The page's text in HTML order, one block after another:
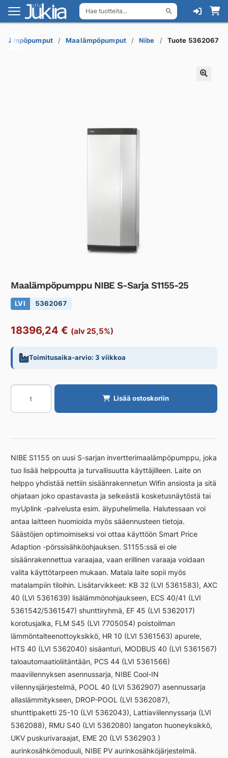
Hae tuotteita...
Siirry
navigointiin
Siirry
sisältöön
Lämpöpumput Maalämpöpumput Nibe Tuote 5362067
Maalämpöpumppu NIBE S-Sarja S1155-25
LVI 5362067
18396,24 € (alv 25,5%)
Toimitusaika-arvio: 3 viikkoa
Maalämpöpumppu
S-
S1155-
määrä
Lisää ostoskoriin
NIBE S1155 on uusi S-sarjan invertterimaalämpöpumppu, joka
tuo lisää helppoutta ja turvallisuutta käyttäjilleen. Laite on
helppo yhdistää nettiin sisäänrakennetun Wifin ansiosta ja sitä
ohjataan joko opastavasta ja selkeästä kosketusnäytöstä tai
myUplink -palvelusta esim. älypuhelimella. Halutessaan voi
antaa laitteen huomioida myös sääennusteen tietoja.
Säästöjen optimoimiseksi voi ottaa käyttöön Smart Price
Adaption -pörssisähköohjauksen. S1155:ssä ei ole
sisäänrakennettua varaajaa, vaan erillinen varaaja voidaan
valita käyttötarpeen mukaan. Matala laite sopii myös
matalampiin tiloihin. Lisätarvikkeet: KB 32 (LVI 5361583), AXC
40 (LVI 5361639) lisälämmönohjaukseen, ECS 40/41 (LVI
5361542/5361547) shunttiryhmä, EF 45 (LVI 5362017)
korotusjalka, FLM S45 (LVI 7705054) poistoilman
lämmöntalteenottoyksikkö, HR 10 (LVI 5361563) apurele,
HTS 40 (LVI 5362040) sisäanturi, MODBUS 40 (LVI 5361567)
taloautomaatioliitäntään, PCS 44 (LVI 5361566)
maaviilennyksen asennussarja, NIBE Cool-IN
viilennysjärjestelmä, POOL 40 (LVI 5362907) asennussarja
allaslämmitykseen, DROP-POOL (LVI 5362087),
shunttipaketti 25-10 (LVI 5362043), Lattiaviilennyssarja (LVI
5362088), RMU S40 (LVI 5362080) langaton huoneyksikkö,
UKV puskurivaraajat, EME 20 (LVI 5362903 )
aurinkosähkömoduuli, NIBE PV aurinkosähköjärjestelmä.